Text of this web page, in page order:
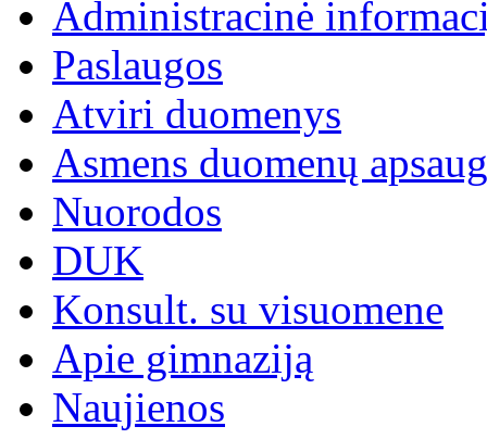
Administracinė
Paslaugos
Atviri duomenys
Asmens duomenų
Nuorodos
DUK
Konsult. su visuomene
Apie gimnaziją
Naujienos